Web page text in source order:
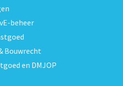
beheer
Bouwrecht
en DMJOP